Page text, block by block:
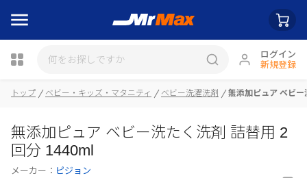
ログイン
新規登録
瓶詰
トップ ベビー・キッズ・マタニティ ベビー洗濯洗剤 無添加ピュア ベビ
無添加ピュア ベビー洗たく洗剤 詰替用 2
回分 1440ml
メーカー： ピジョン